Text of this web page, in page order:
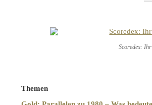
Scoredex:
Themen